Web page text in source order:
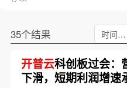
35个结果 时间不限
开普云科创板过会：
下滑，短期利润增速